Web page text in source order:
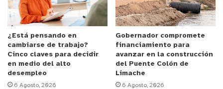
corresponde a un total de 25 talleres.
El alcalde Gustavo Alessandri en la ceremonia
final de entrega de diplomas manifestó que,
“reafirmamos nuestro compromiso con nuestros
vecinos y vecinas, potenciando sus habilidades,
¿Está pensando en
cambiarse de trabajo?
Cinco claves para decidir
en medio del alto
desempleo
6 Agosto, 2026
Gobernador compromete
financiamiento para
avanzar en la construcción
del Puente Colón de
Limache
6 Agosto, 2026